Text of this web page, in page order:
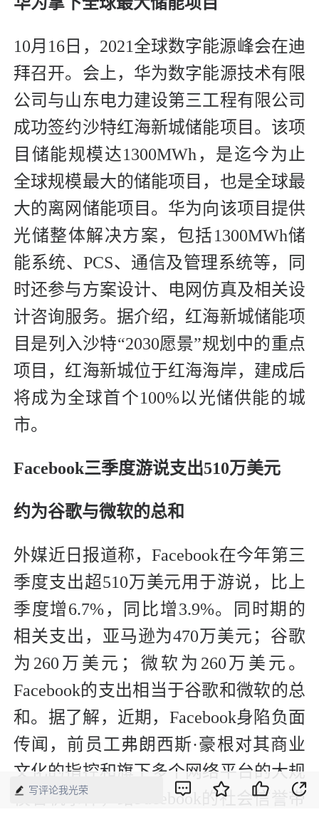
10月16日，2021全球数字能源峰会在迪
拜召开。会上，华为数字能源技术有限
公司与山东电力建设第三工程有限公司
成功签约沙特红海新城储能项目。该项
目储能规模达1300MWh，是迄今为止
全球规模最大的储能项目，也是全球最
大的离网储能项目。华为向该项目提供
光储整体解决方案，包括1300MWh储
能系统、PCS、通信及管理系统等，同
时还参与方案设计、电网仿真及相关设
计咨询服务。据介绍，红海新城储能项
目是列入沙特“2030愿景”规划中的重点
项目，红海新城位于红海海岸，建成后
将成为全球首个100%以光储供能的城
市。
Facebook三季度游说支出510万美元
约为谷歌与微软的总和
外媒近日报道称，Facebook在今年第三
季度支出超510万美元用于游说，比上
季度增6.7%，同比增3.9%。同时期的
相关支出，亚马逊为470万美元；谷歌
为260万美元；微软为260万美元。
Facebook的支出相当于谷歌和微软的总
和。据了解，近期，Facebook身陷负面
传闻，前员工弗朗西斯·豪根对其商业
文化的指控和旗下多个网络平台的大规
模宕机事件，给Facebook的社会信誉带
写评论我光荣